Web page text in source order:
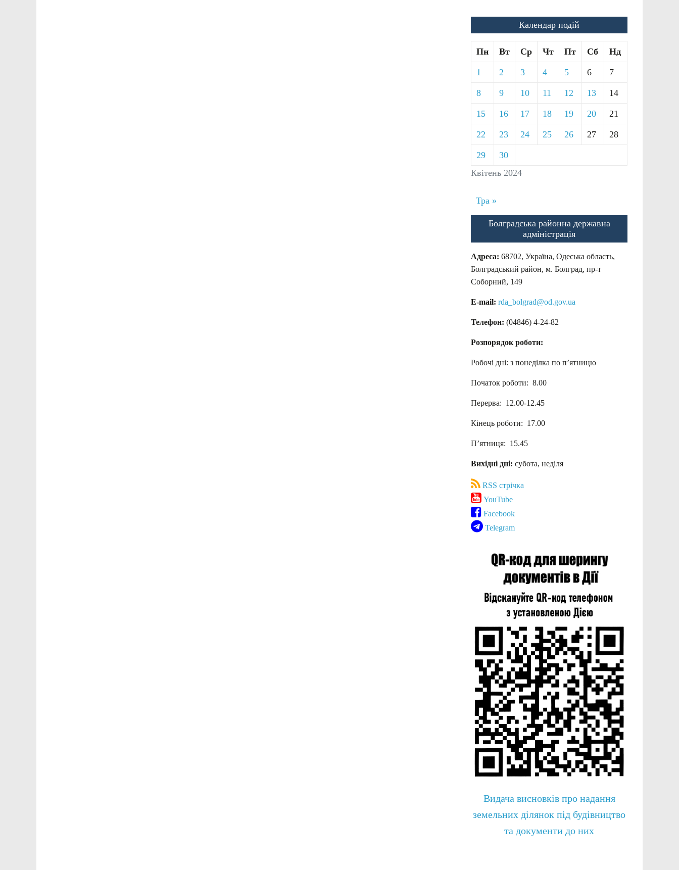
Календар подій
Квітень 2024
Пн Вт Ср Чт Пт Сб Нд
1 2 3 4 5 6 7
8 9 10 11 12 13 14
15 16 17 18 19 20 21
22 23 24 25 26 27 28
29 30
Тра »
Болградська районна державна
адміністрація
Адреса: 68702, Україна, Одеська область,
Болградський район, м. Болград, пр-т
Соборний, 149
E-mail: rda_bolgrad@od.gov.ua
Телефон: (04846) 4-24-82
Розпорядок роботи:
Робочі дні: з понеділка по п’ятницю
Початок роботи: 8.00
Перерва: 12.00-12.45
Кінець роботи: 17.00
П’ятниця: 15.45
Вихідні дні: субота, неділя
RSS стрічка
YouTube
Facebook
Telegram
Видача висновків про надання
земельних ділянок під будівництво
та документи до них